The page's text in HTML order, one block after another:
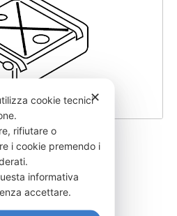
160,00
✕
cookie tecnici
rifiutare o
i cookie premendo i
informativa
accettare.